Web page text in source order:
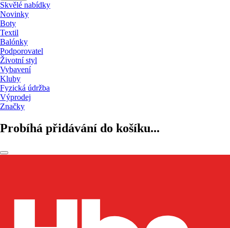
Skvělé nabídky
Novinky
Boty
Textil
Balónky
Podporovatel
Životní styl
Vybavení
Kluby
Fyzická údržba
Výprodej
Značky
Probíhá přidávání do košíku...